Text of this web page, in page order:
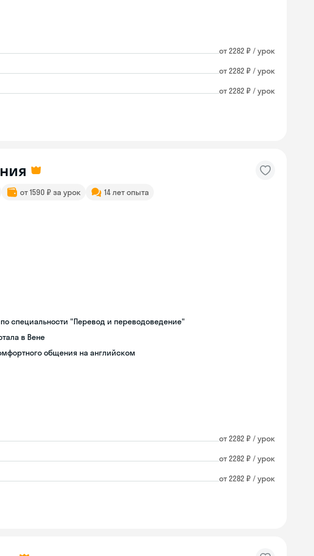
от 2282 ₽ / урок
от 2282 ₽ / урок
от 2282 ₽ / урок
от 1590 ₽ за урок 14 лет опыта
специальности "Перевод и переводоведение"
в Вене
общения на английском
от 2282 ₽ / урок
от 2282 ₽ / урок
от 2282 ₽ / урок